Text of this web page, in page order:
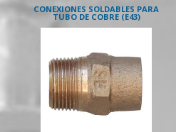
CONEXIONES SOLDABLES PARA
TUBO DE COBRE (E43)